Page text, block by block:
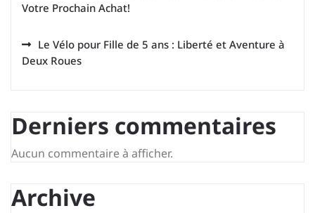
Votre Prochain Achat!
Le Vélo pour Fille de 5 ans : Liberté et Aventure à
Deux Roues
Derniers commentaires
Aucun commentaire à afficher.
Archive